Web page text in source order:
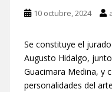
10 octubre, 2024
Se constituye el
Augusto Hidalgo,
Guacimara Medina, y
personalidades del